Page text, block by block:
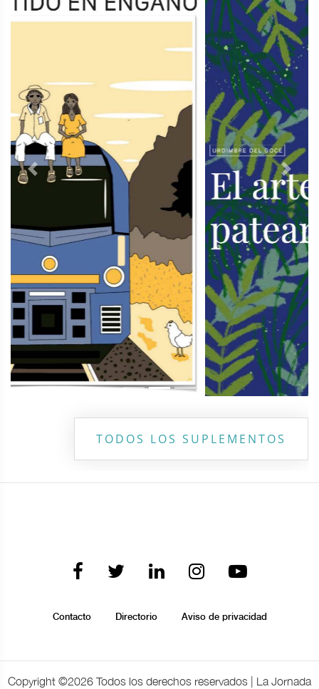
Previous Next
TODOS LOS SUPLEMENTOS
Contacto Directorio Aviso de privacidad
Copyright ©2026 Todos los derechos reservados | La Jornada